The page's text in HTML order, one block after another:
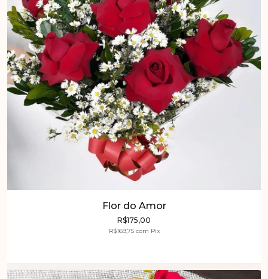
Flor do Amor
R$175,00
R$169,75 com Pix